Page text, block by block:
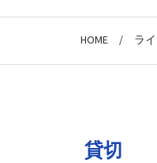
HOME / ラ
貸切